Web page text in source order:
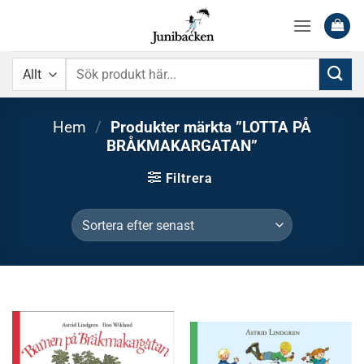
content
Sök
Hem / Produkter märkta ”LOTTA PÅ
BRÅKMAKARGATAN”
Filtrera